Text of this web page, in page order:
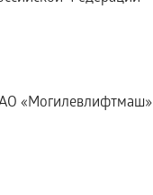
«Могилевлифтмаш»